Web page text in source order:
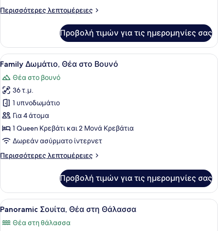
στη
Περισσότερες λεπτομέρειες
Περισσότερες
Δωμάτιο,
Θέα
στη
Θάλασσα
Προβολή τιμών για τις ημερομηνίες σας
Προβολή
όλων
των
φωτογραφιών
για
Family
Δωμάτιο,
Θέα
Βουνό
Ένα δωμάτιο ξενοδοχείου με ένα
8
Family Δωμάτιο, Θέα στο Βουνό
Θέα στο βουνό
36 τ.μ.
1 υπνοδωμάτιο
Για 4 άτομα
1 Queen Κρεβάτι και 2 Μονά Κρεβάτια
Δωρεάν ασύρματο ίντερνετ
Περισσότερες λεπτομέρειες
Περισσότερες
Δωμάτιο,
Θέα
στο
Προβολή τιμών για τις ημερομηνίες σας
Προβολή
όλων
των
Ένα μεγάλο κρεβάτι με λευκά
8
Panoramic Σουίτα, Θέα στη Θάλασσα
Θέα στη θάλασσα